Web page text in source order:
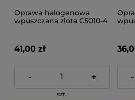
Oprawa halogenowa
wpuszczana zlota C5010-4
41,00 zł
- +
szt.
-